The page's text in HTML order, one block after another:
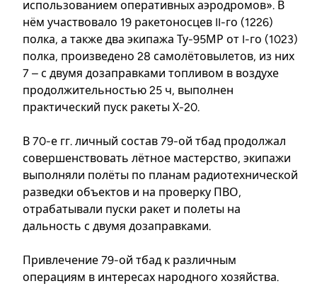
использованием оперативных аэродромов». В
нём участвовало 19 ракетоносцев II-го (1226)
полка, а также два экипажа Ту-95МР от I-го (1023)
полка, произведено 28 самолётовылетов, из них
7 – с двумя дозаправками топливом в воздухе
продолжительностью 25 ч, выполнен
практический пуск ракеты Х-20.
В 70-е гг. личный состав 79-ой тбад продолжал
совершенствовать лётное мастерство, экипажи
выполняли полёты по планам радиотехнической
разведки объектов и на проверку ПВО,
отрабатывали пуски ракет и полеты на
дальность с двумя дозаправками.
Привлечение 79-ой тбад к различным
операциям в интересах народного хозяйства.